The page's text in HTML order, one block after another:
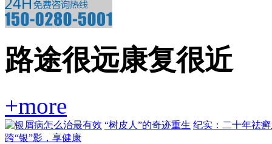
路途很远康复很近
+more
“树皮人”的奇迹重生 纪实：二十年祛
跨“银”影，享健康